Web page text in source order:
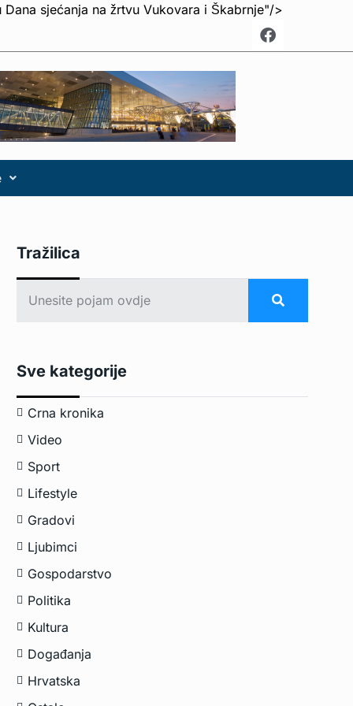
sjećanja na žrtvu Vukovara i Škabrnje"/>
Tražilica
Sve kategorije
Crna kronika
Video
Sport
Lifestyle
Gradovi
Ljubimci
Gospodarstvo
Politika
Kultura
Događanja
Hrvatska